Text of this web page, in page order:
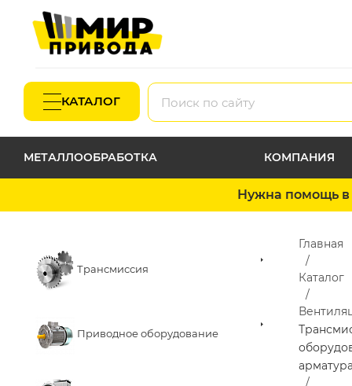
КАТАЛОГ
МЕТАЛЛООБРАБОТКА КОМПАНИЯ
Нужна помощь в
Трансмиссия
Приводное оборудование
Главная
Каталог
арматура